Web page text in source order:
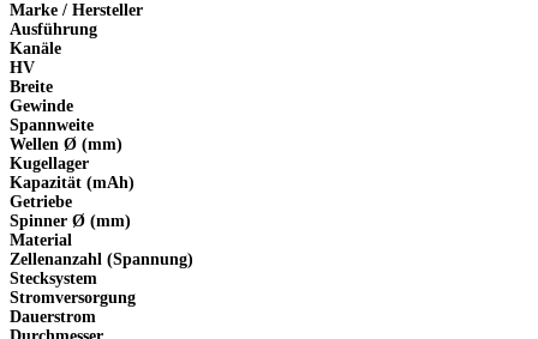
Marke / Hersteller
Ausführung
Kanäle
HV
Breite
Gewinde
Spannweite
Wellen Ø (mm)
Kugellager
Kapazität (mAh)
Getriebe
Spinner Ø (mm)
Material
Zellenanzahl (Spannung)
Stecksystem
Stromversorgung
Dauerstrom